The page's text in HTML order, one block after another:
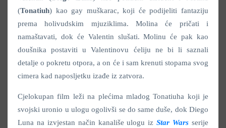
(Tonatiuh) kao gay muškarac, koji će podijeliti fantaziju
prema holivudskim mjuziklima. Molina će pričati i
namaštavati, dok će Valentin slušati. Molinu će pak kao
doušnika postaviti u Valentinovu ćeliju ne bi li saznali
detalje o pokretu otpora, a on će i sam krenuti stopama svog
cimera kad naposljetku izađe iz zatvora.
Cjelokupan film leži na plećima mladog Tonatiuha koji je
svojski uronio u ulogu ogolivši se do same duše, dok Diego
Luna na izvjestan način kanališe ulogu izStar Wars serije